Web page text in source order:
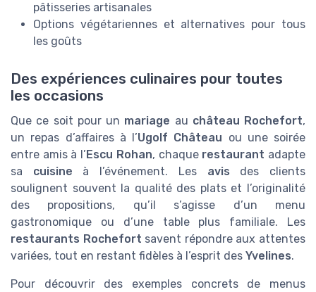
pâtisseries artisanales
Options végétariennes et alternatives pour tous
les goûts
Des expériences culinaires pour toutes
les occasions
Que ce soit pour un mariage au château Rochefort,
un repas d’affaires à l’Ugolf Château ou une soirée
entre amis à l’ Escu Rohan, chaque restaurant adapte
sa cuisine à l’événement. Les avis des clients
soulignent souvent la qualité des plats et l’originalité
des propositions, qu’il s’agisse d’un menu
gastronomique ou d’une table plus familiale. Les
restaurants Rochefort savent répondre aux attentes
variées, tout en restant fidèles à l’esprit des Yvelines.
Pour découvrir des exemples concrets de menus